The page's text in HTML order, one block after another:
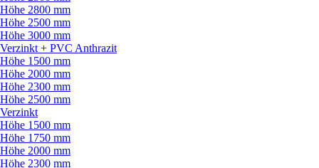
Höhe 2800 mm
Höhe 2500 mm
Höhe 3000 mm
Verzinkt + PVC Anthrazit
Höhe 1500 mm
Höhe 2000 mm
Höhe 2300 mm
Höhe 2500 mm
Verzinkt
Höhe 1500 mm
Höhe 1750 mm
Höhe 2000 mm
Höhe 2300 mm